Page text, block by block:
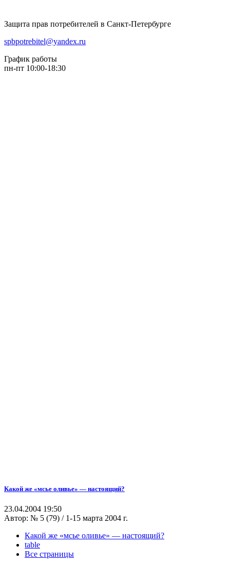
Защита прав потребителей в Санкт-Петербурге
spbpotrebitel@yandex.ru
График работы
пн-пт 10:00-18:30
Какой же «мсье оливье» — настоящий?
23.04.2004 19:50
Автор: № 5 (79) / 1-15 марта 2004 г.
Какой же «мсье оливье» — настоящий?
table
Все страницы